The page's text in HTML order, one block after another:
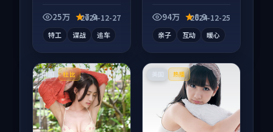
层层推进，尾声常有
25万 7.9
2024-12-27
特工 谍战 追车
层层推进，尾声常有
94万 8.9
2024-12-25
亲子 互动 暖心
中国 杜比 热播